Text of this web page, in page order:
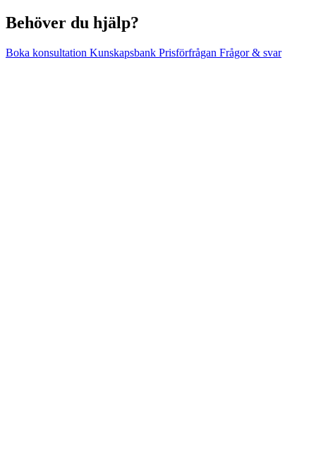
Behöver du hjälp?
Boka konsultation Kunskapsbank Prisförfrågan Frågor & svar